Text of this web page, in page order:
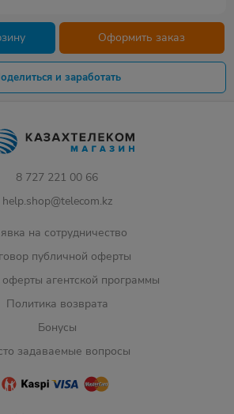
Оформить заказ
и заработать
8 727 221 00 66
help.shop@telecom.kz
на сотрудничество
публичной оферты
агентской программы
Политика возврата
Бонусы
задаваемые вопросы